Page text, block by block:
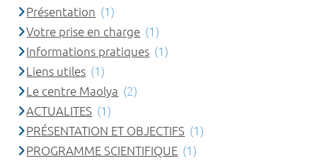
Présentation (1)
Votre prise en charge (1)
Informations pratiques (1)
Liens utiles (1)
Le centre Maolya (2)
ACTUALITES (1)
PRÉSENTATION ET OBJECTIFS (1)
PROGRAMME SCIENTIFIQUE (1)